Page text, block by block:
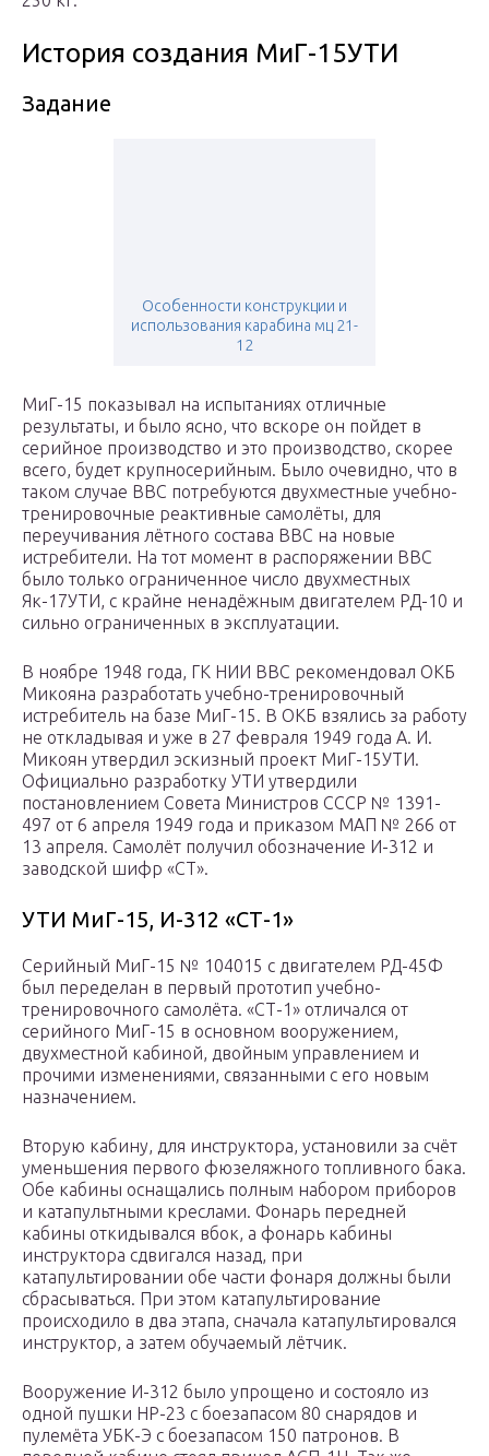
История создания МиГ-15УТИ
Задание
Особенности конструкции и
использования карабина мц 21-
12
МиГ-15 показывал на испытаниях отличные
результаты, и было ясно, что вскоре он пойдет в
серийное производство и это производство, скорее
всего, будет крупносерийным. Было очевидно, что в
таком случае ВВС потребуются двухместные учебно-
тренировочные реактивные самолёты, для
переучивания лётного состава ВВС на новые
истребители. На тот момент в распоряжении ВВС
было только ограниченное число двухместных
Як-17УТИ, с крайне ненадёжным двигателем РД-10 и
сильно ограниченных в эксплуатации.
В ноябре 1948 года, ГК НИИ ВВС рекомендовал ОКБ
Микояна разработать учебно-тренировочный
истребитель на базе МиГ-15. В ОКБ взялись за работу
не откладывая и уже в 27 февраля 1949 года А. И.
Микоян утвердил эскизный проект МиГ-15УТИ.
Официально разработку УТИ утвердили
постановлением Совета Министров СССР № 1391-
497 от 6 апреля 1949 года и приказом МАП № 266 от
13 апреля. Самолёт получил обозначение И-312 и
заводской шифр «СТ».
УТИ МиГ-15, И-312 «СТ-1»
Серийный МиГ-15 № 104015 с двигателем РД-45Ф
был переделан в первый прототип учебно-
тренировочного самолёта. «СТ-1» отличался от
серийного МиГ-15 в основном вооружением,
двухместной кабиной, двойным управлением и
прочими изменениями, связанными с его новым
назначением.
Вторую кабину, для инструктора, установили за счёт
уменьшения первого фюзеляжного топливного бака.
Обе кабины оснащались полным набором приборов
и катапультными креслами. Фонарь передней
кабины откидывался вбок, а фонарь кабины
инструктора сдвигался назад, при
катапультировании обе части фонаря должны были
сбрасываться. При этом катапультирование
происходило в два этапа, сначала катапультировался
инструктор, а затем обучаемый лётчик.
Вооружение И-312 было упрощено и состояло из
одной пушки НР-23 с боезапасом 80 снарядов и
пулемёта УБК-Э с боезапасом 150 патронов. В